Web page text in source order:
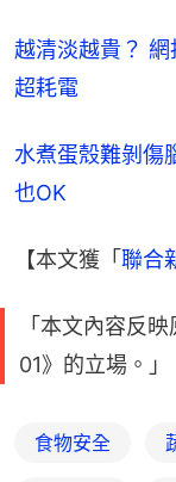
越清淡越貴？
超耗電
水煮蛋殼難剝傷
也OK
【本文獲「聯合
「本文內容反
01》的立場。」
食物安全